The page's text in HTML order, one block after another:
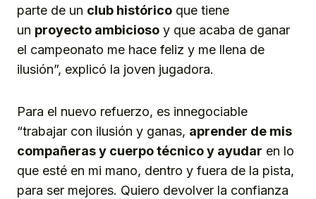
parte de un club histórico que tiene
un proyecto ambicioso y que acaba de ganar
el campeonato me hace feliz y me llena de
ilusión”, explicó la joven jugadora.
Para el nuevo refuerzo, es innegociable
“trabajar con ilusión y ganas, aprender de mis
compañerasy cuerpo técnicoy ayudar en lo
que esté en mi mano, dentro y fuera de la pista,
para ser mejores. Quiero devolver la confianza